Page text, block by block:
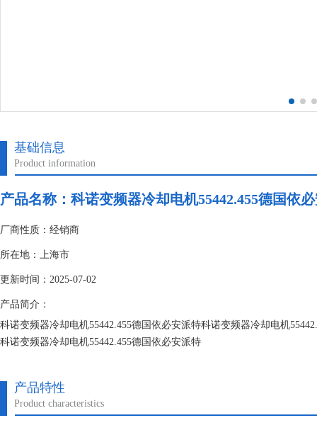
基础信息
Product information
产品名称：科诺变频器冷却电机55442.455德国依
厂商性质：经销商
所在地：上海市
更新时间：2025-07-02
产品简介：
科诺变频器冷却电机55442.455德国依必安派特科诺变频器冷却电机
科诺变频器冷却电机55442.455德国依必安派特
产品特性
Product characteristics